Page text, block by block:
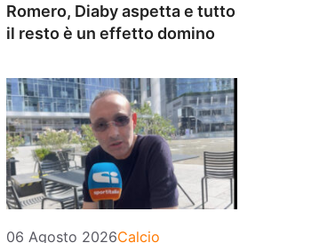
Romero, Diaby aspetta e tutto
il resto è un effetto domino
06 Agosto 2026Categorie
Calcio